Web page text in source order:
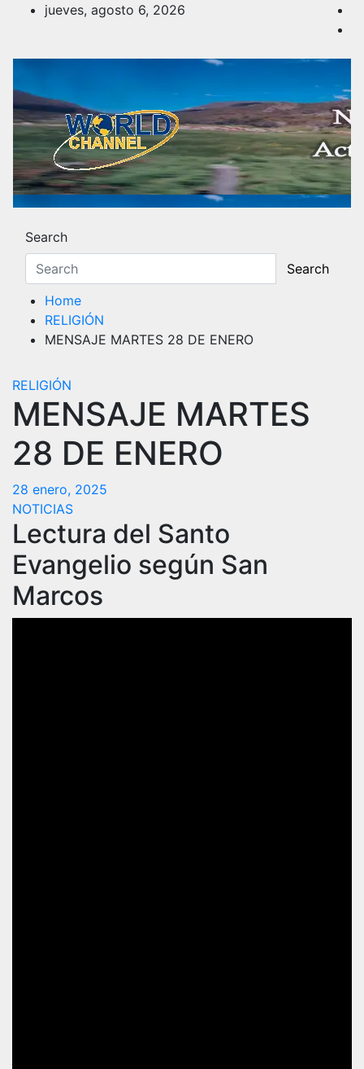
jueves, agosto 6, 2026
Noticias y Actualidad
Search
Search
Home
RELIGIÓN
MENSAJE MARTES 28 DE ENERO
RELIGIÓN
MENSAJE MARTES
28 DE ENERO
28 enero, 2025
NOTICIAS
Lectura del Santo
Evangelio según San
Marcos